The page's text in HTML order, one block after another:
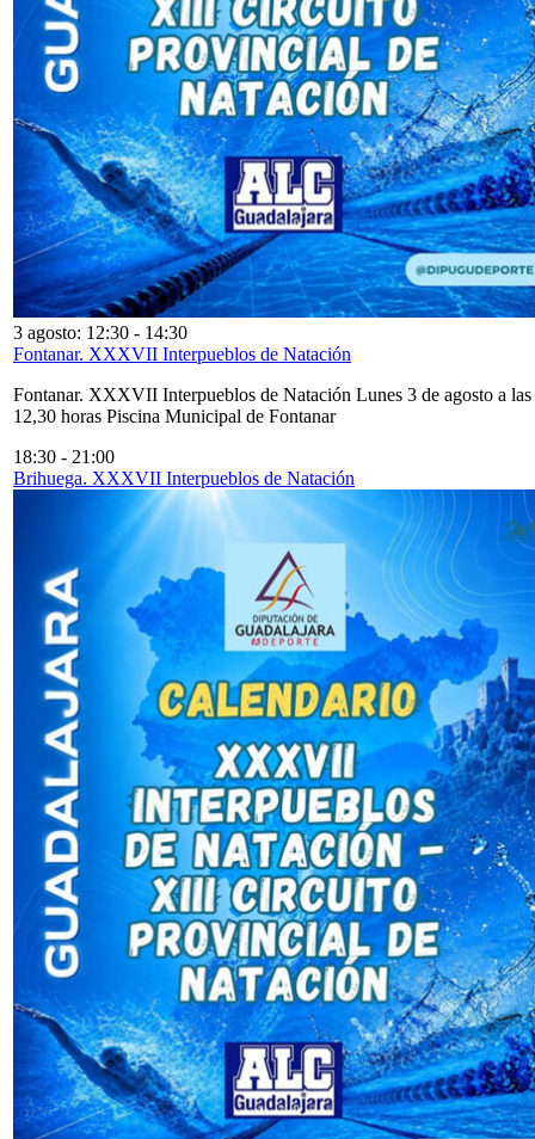
3 agosto: 12:30 - 14:30
Fontanar. XXXVII Interpueblos de Natación
Fontanar. XXXVII Interpueblos de Natación Lunes 3 de agosto a las
12,30 horas Piscina Municipal de Fontanar
18:30 - 21:00
Brihuega. XXXVII Interpueblos de Natación